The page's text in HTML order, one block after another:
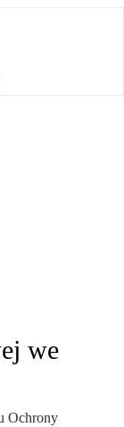
we
Ochrony